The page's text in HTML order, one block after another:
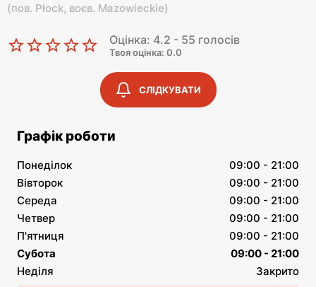
(пов. Płock, воєв. Mazowieckie)
Оцінка: 4.2 - 55 голосів
Твоя оцінка: 0.0
СЛІДКУВАТИ
Графік роботи
Понеділок
09:00 - 21:00
Вівторок
09:00 - 21:00
Середа
09:00 - 21:00
Четвер
09:00 - 21:00
П'ятниця
09:00 - 21:00
Субота
09:00 - 21:00
Неділя
Закрито